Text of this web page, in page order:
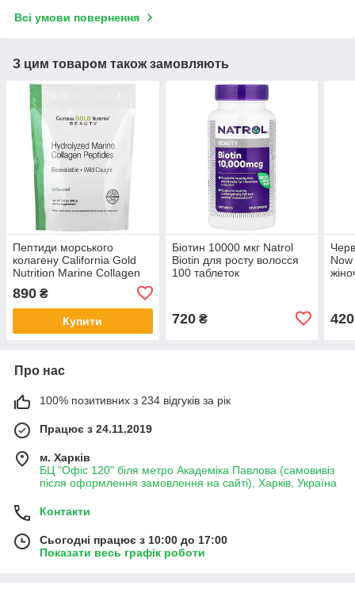
Всі умови повернення
З цим товаром також замовляють
Пептиди морського
колагену California Gold
Nutrition Marine Collagen
Peptides без добавок 200 г
890 ₴
Купити
Біотин 10000 мкг Natrol
Biotin для росту волосся
100 таблеток
720₴ 420
Про нас
100% позитивних з 234 відгуків за рік
Працює з 24.11.2019
м. Харків
БЦ "Офіс 120" біля метро Академіка Павлова (самовивіз
після оформлення замовлення на сайті), Харків, Україна
Контакти
Сьогодні працює з 10:00 до 17:00
Показати весь графік роботи